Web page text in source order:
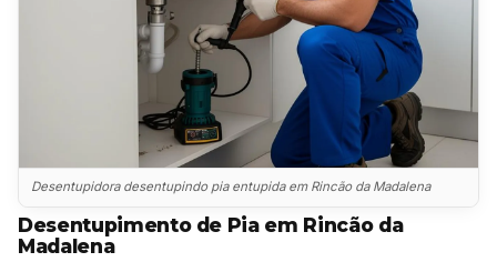
Desentupidora desentupindo pia entupida em Rincão da Madalena
Desentupimento de Pia em Rincão da
Madalena